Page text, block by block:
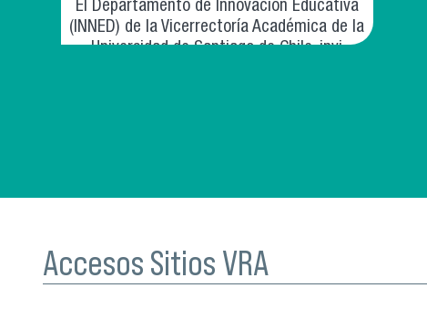
El Departamento de Innovación Educativa
(INNED) de la Vicerrectoría Académica de la
Universidad de Santiago de Chile, invi
Accesos Sitios VRA